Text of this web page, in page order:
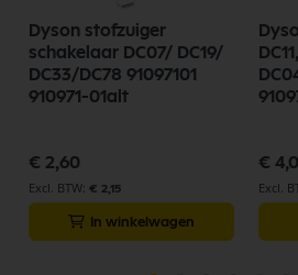
Dyson stofzuiger
schakelaar DC07/ DC19/
DC33/DC78 91097101
910971-01alt
€ 2,60
€ 2,15
In winkelwagen
€